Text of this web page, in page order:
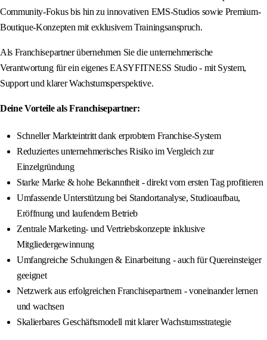
Community-Fokus bis hin zu innovativen EMS-Studios sowie Premium-
Boutique-Konzepten mit exklusivem Trainingsanspruch.
Als Franchisepartner übernehmen Sie die unternehmerische
Verantwortung für ein eigenes EASYFITNESS Studio - mit System,
Support und klarer Wachstumsperspektive.
Deine Vorteile als Franchisepartner:
Schneller Markteintritt dank erprobtem Franchise-System
Reduziertes unternehmerisches Risiko im Vergleich zur
Einzelgründung
Starke Marke & hohe Bekanntheit - direkt vom ersten Tag profitieren
Umfassende Unterstützung bei Standortanalyse, Studioaufbau,
Eröffnung und laufendem Betrieb
Zentrale Marketing- und Vertriebskonzepte inklusive
Mitgliedergewinnung
Umfangreiche Schulungen & Einarbeitung - auch für Quereinsteiger
geeignet
Netzwerk aus erfolgreichen Franchisepartnern - voneinander lernen
und wachsen
Skalierbares Geschäftsmodell mit klarer Wachstumsstrategie